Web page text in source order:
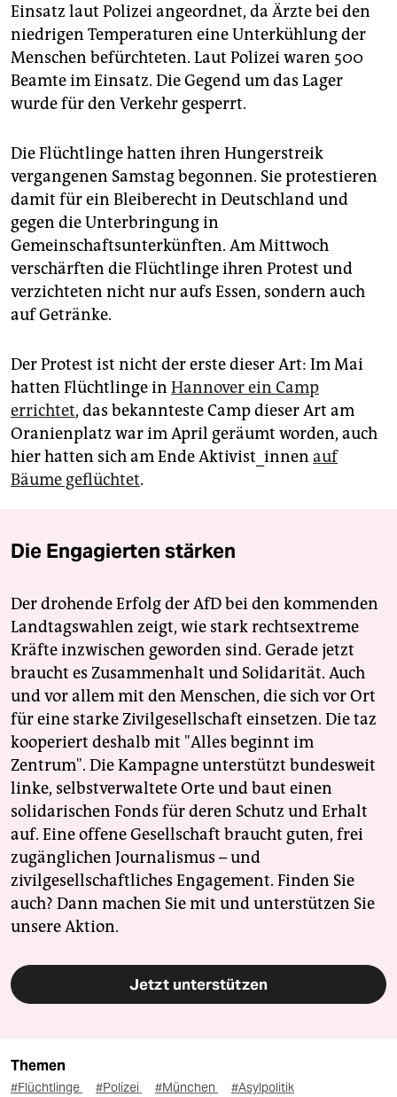
Einsatz laut Polizei angeordnet, da Ärzte bei den
niedrigen Temperaturen eine Unterkühlung der
Menschen befürchteten. Laut Polizei waren 500
Beamte im Einsatz. Die Gegend um das Lager
wurde für den Verkehr gesperrt.
Die Flüchtlinge hatten ihren Hungerstreik
vergangenen Samstag begonnen. Sie protestieren
damit für ein Bleiberecht in Deutschland und
gegen die Unterbringung in
Gemeinschaftsunterkünften. Am Mittwoch
verschärften die Flüchtlinge ihren Protest und
verzichteten nicht nur aufs Essen, sondern auch
auf Getränke.
Der Protest ist nicht der erste dieser Art: Im Mai
hatten Flüchtlinge in Hannover ein Camp
errichtet, das bekannteste Camp dieser Art am
Oranienplatz war im April geräumt worden, auch
hier hatten sich am Ende Aktivist_innen auf
Bäume geflüchtet.
Die Engagierten stärken
Der drohende Erfolg der AfD bei den kommenden
Landtagswahlen zeigt, wie stark rechtsextreme
Kräfte inzwischen geworden sind. Gerade jetzt
braucht es Zusammenhalt und Solidarität. Auch
und vor allem mit den Menschen, die sich vor Ort
für eine starke Zivilgesellschaft einsetzen. Die taz
kooperiert deshalb mit "Alles beginnt im
Zentrum". Die Kampagne unterstützt bundesweit
linke, selbstverwaltete Orte und baut einen
solidarischen Fonds für deren Schutz und Erhalt
auf. Eine offene Gesellschaft braucht guten, frei
zugänglichen Journalismus – und
zivilgesellschaftliches Engagement. Finden Sie
auch? Dann machen Sie mit und unterstützen Sie
unsere Aktion.
Jetzt unterstützen
Themen
#Flüchtlinge #Polizei #München
#Asylpolitik